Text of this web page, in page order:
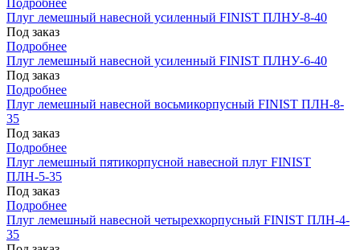
Плуг лемешный навесной усиленный FINIST ПЛНУ-8-40
Под заказ
Подробнее
Плуг лемешный навесной усиленный FINIST ПЛНУ-6-40
Под заказ
Подробнее
Плуг лемешный навесной восьмикорпусный FINIST ПЛН-8-
35
Под заказ
Подробнее
Плуг лемешный пятикорпусной навесной плуг FINIST
ПЛН-5-35
Под заказ
Подробнее
Плуг лемешный навесной четырехкорпусный FINIST ПЛН-4-
35